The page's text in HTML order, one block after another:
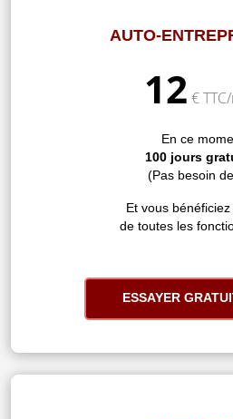
AUTO-
12 €
En ce
100 jours
(Pas besoin
Et vous
de toutes les
ESSAYER